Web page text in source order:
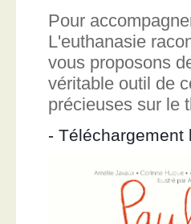
Pour
L'euthanasie
vous proposons
véritable outil de
précieuses sur le
- Téléchargement